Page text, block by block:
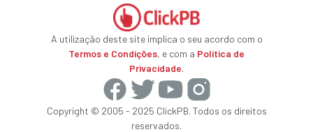
A utilização deste site implica o seu acordo com o
Termos e Condições, e com a Política de
Privacidade.
Copyright © 2005 - 2025 ClickPB. Todos os direitos
reservados.